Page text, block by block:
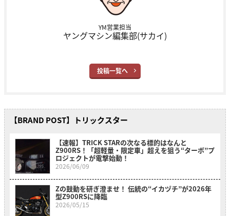
YM営業担当
ヤングマシン編集部(サカイ)
投稿一覧へ
【BRAND POST】トリックスター
【速報】TRICK STARの次なる標的はなんと
Z900RS！「超軽量・限定車」超えを狙う“ターボ”プ
ロジェクトが電撃始動！
2026/06/09
Zの鼓動を研ぎ澄ませ！ 伝統の“イカヅチ”が2026年
型Z900RSに降臨
2026/05/15